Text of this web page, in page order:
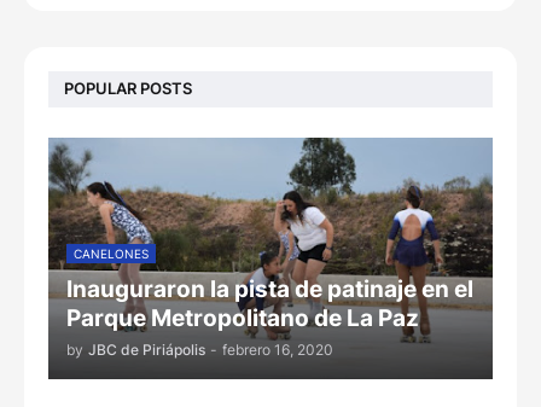
POPULAR POSTS
CANELONES
Inauguraron la pista de patinaje en el
Parque Metropolitano de La Paz
by JBC de Piriápolis - febrero 16, 2020